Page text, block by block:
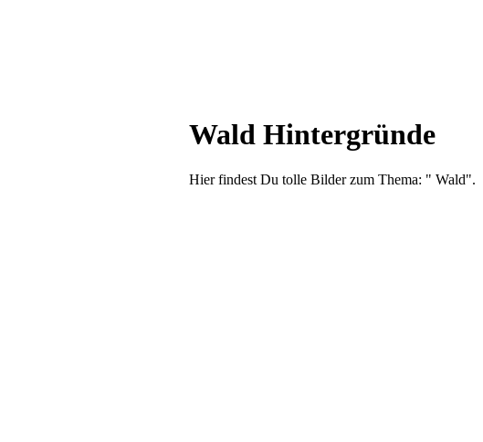
Wald Hintergründe
Hier findest Du tolle Bilder zum Thema: " Wald".